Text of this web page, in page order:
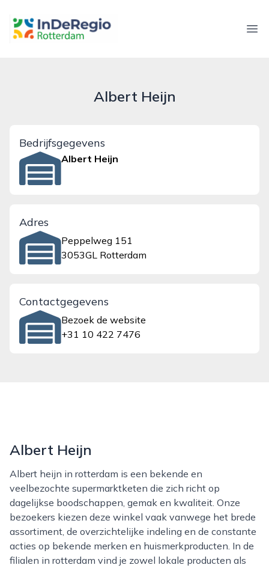
inderegiorotterdam.nl
Albert Heijn
Bedrijfsgegevens
Albert Heijn
Adres
Peppelweg 151
3053GL Rotterdam
Contactgegevens
Bezoek de website
+31 10 422 7476
Albert Heijn
Albert heijn in rotterdam is een bekende en
veelbezochte supermarktketen die zich richt op
dagelijkse boodschappen, gemak en kwaliteit. Onze
bezoekers kiezen deze winkel vaak vanwege het brede
assortiment, de overzichtelijke indeling en de constante
acties op bekende merken en huismerkproducten. In de
filialen in rotterdam vind je zowel lokale producten als